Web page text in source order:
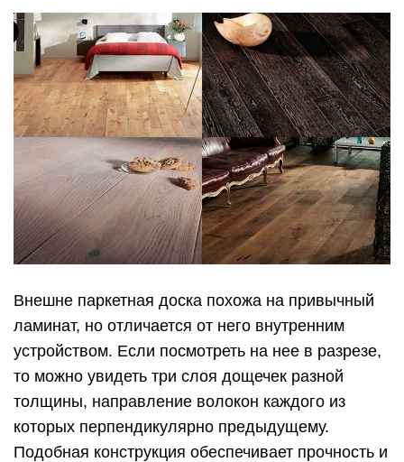
Внешне паркетная доска похожа на привычный
ламинат, но отличается от него внутренним
устройством. Если посмотреть на нее в разрезе,
то можно увидеть три слоя дощечек разной
толщины, направление волокон каждого из
которых перпендикулярно предыдущему.
Подобная конструкция обеспечивает прочность и